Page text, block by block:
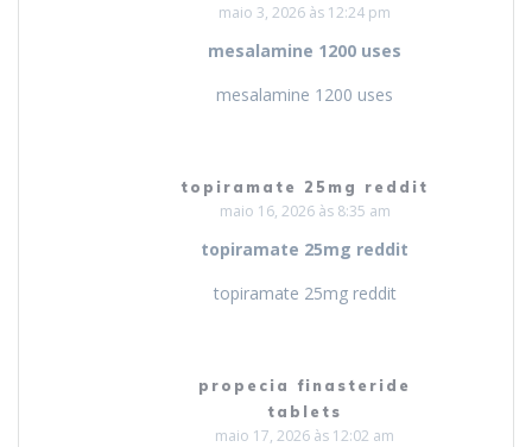
maio 3, 2026 às 12:24 pm
mesalamine 1200 uses
mesalamine 1200 uses
topiramate 25mg reddit
maio 16, 2026 às 8:35 am
topiramate 25mg reddit
topiramate 25mg reddit
propecia finasteride
tablets
maio 17, 2026 às 12:02 am